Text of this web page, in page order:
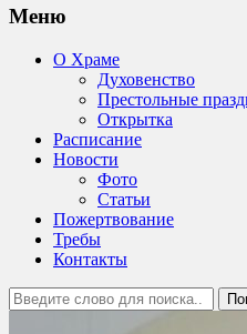
Меню
О Храме
Духовенство
Престольные
Открытка
Расписание
Новости
Фото
Статьи
Пожертвование
Требы
Контакты